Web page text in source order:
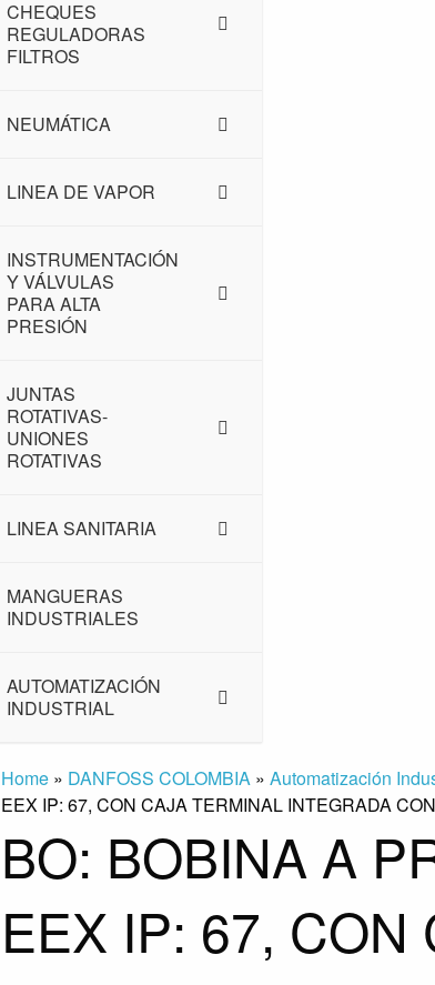
CHEQUES
REGULADORAS
FILTROS
NEUMÁTICA
LINEA DE VAPOR
INSTRUMENTACIÓN
Y VÁLVULAS
PARA ALTA
PRESIÓN
JUNTAS
ROTATIVAS-
UNIONES
ROTATIVAS
LINEA SANITARIA
MANGUERAS
INDUSTRIALES
AUTOMATIZACIÓN
INDUSTRIAL
Home » DANFOSS COLOMBIA » Automatización
EEX IP: 67, CON CAJA TERMINAL INTEGRADA
BO: BOBINA A
EEX IP: 67, CON